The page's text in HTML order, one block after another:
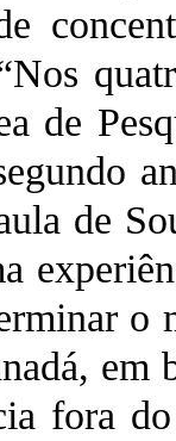
de
de
o
em
fora